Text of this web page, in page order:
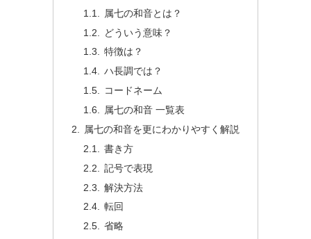
属七の和音とは？
どういう意味？
特徴は？
ハ長調では？
コードネーム
属七の和音 一覧表
属七の和音を更にわかりやすく解説
書き方
記号で表現
解決方法
転回
省略